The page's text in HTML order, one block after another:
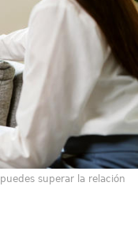
superar la relación